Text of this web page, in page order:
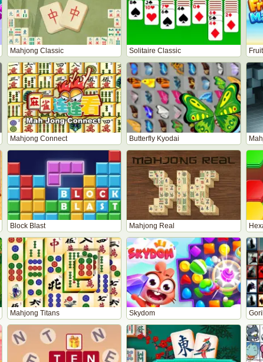
Mahjong Classic Solitaire Classic
Mahjong Connect Butterfly Kyodai
Block Blast Mahjong Real
Mahjong Titans Skydom